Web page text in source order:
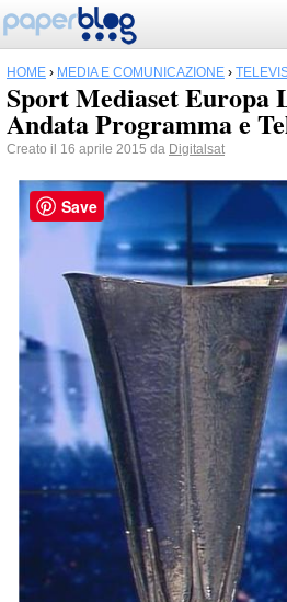
HOME › MEDIA E COMUNICAZIONE ›
Sport Mediaset Europa
Andata Programma e
Creato il 16 aprile 2015 da Digitalsat
Save